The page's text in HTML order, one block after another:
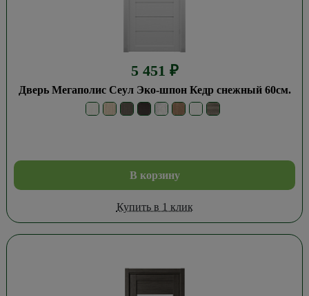
5 451 ₽
Дверь Мегаполис Сеул Эко-шпон Кедр снежный 60см.
В корзину
Купить в 1 клик